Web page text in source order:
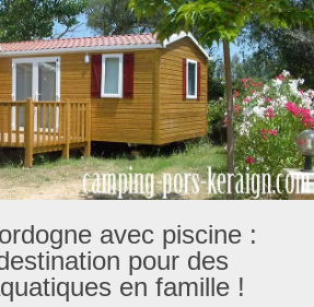
avec piscine :
pour des
en famille !